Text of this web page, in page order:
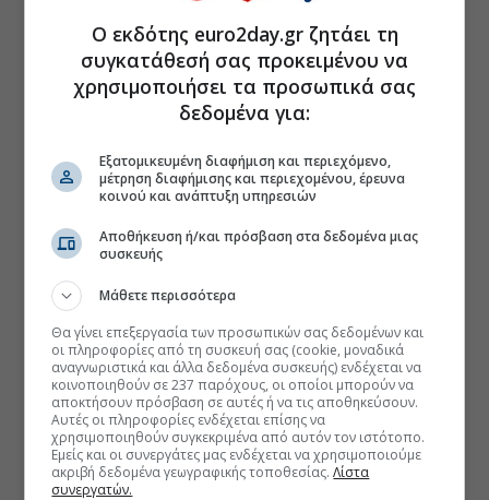
Ο εκδότης euro2day.gr ζητάει τη
συγκατάθεσή σας προκειμένου να
χρησιμοποιήσει τα προσωπικά σας
δεδομένα για:
Εξατομικευμένη διαφήμιση και περιεχόμενο,
μέτρηση διαφήμισης και περιεχομένου, έρευνα
κοινού και ανάπτυξη υπηρεσιών
Αποθήκευση ή/και πρόσβαση στα δεδομένα μιας
συσκευής
Μάθετε περισσότερα
Θα γίνει επεξεργασία των προσωπικών σας δεδομένων και
οι πληροφορίες από τη συσκευή σας (cookie, μοναδικά
αναγνωριστικά και άλλα δεδομένα συσκευής) ενδέχεται να
κοινοποιηθούν σε 237 παρόχους, οι οποίοι μπορούν να
αποκτήσουν πρόσβαση σε αυτές ή να τις αποθηκεύσουν.
Αυτές οι πληροφορίες ενδέχεται επίσης να
χρησιμοποιηθούν συγκεκριμένα από αυτόν τον ιστότοπο.
Εμείς και οι συνεργάτες μας ενδέχεται να χρησιμοποιούμε
ακριβή δεδομένα γεωγραφικής τοποθεσίας.Λίστα
συνεργατών.